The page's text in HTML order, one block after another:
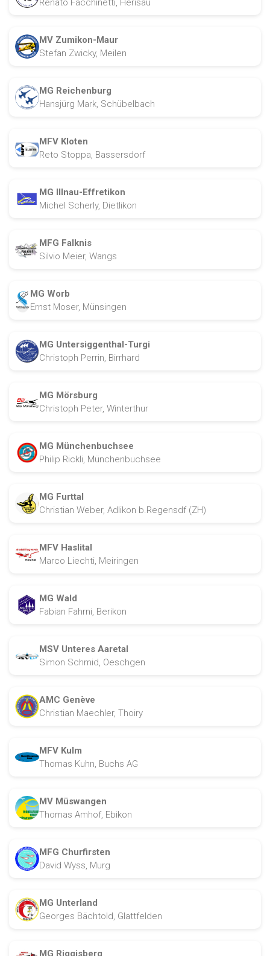
Renato Facchinetti, Herisau
MV Zumikon-Maur
Stefan Zwicky, Meilen
MG Reichenburg
Hansjürg Mark, Schübelbach
MFV Kloten
Reto Stoppa, Bassersdorf
MG Illnau-Effretikon
Michel Scherly, Dietlikon
MFG Falknis
Silvio Meier, Wangs
MG Worb
Ernst Moser, Münsingen
MG Untersiggenthal-Turgi
Christoph Perrin, Birrhard
MG Mörsburg
Christoph Peter, Winterthur
MG Münchenbuchsee
Philip Rickli, Münchenbuchsee
MG Furttal
Christian Weber, Adlikon b.Regensdf (ZH)
MFV Haslital
Marco Liechti, Meiringen
MG Wald
Fabian Fahrni, Berikon
MSV Unteres Aaretal
Simon Schmid, Oeschgen
AMC Genève
Christian Maechler, Thoiry
MFV Kulm
Thomas Kuhn, Buchs AG
MV Müswangen
Thomas Amhof, Ebikon
MFG Churfirsten
David Wyss, Murg
MG Unterland
Georges Bächtold, Glattfelden
MG Riggisberg